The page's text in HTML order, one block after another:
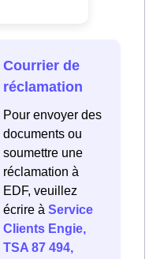
Courrier de
réclamation
Pour envoyer des
documents ou
soumettre une
réclamation à
EDF, veuillez
écrire à Service
Clients Engie,
TSA 87 494,